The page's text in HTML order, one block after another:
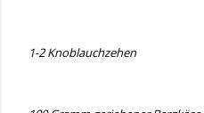
1-2 Knoblauchzehen